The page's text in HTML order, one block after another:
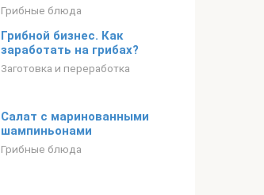
Грибные блюда
Грибной бизнес. Как
заработать на грибах?
Заготовка и переработка
Салат с маринованными
шампиньонами
Грибные блюда